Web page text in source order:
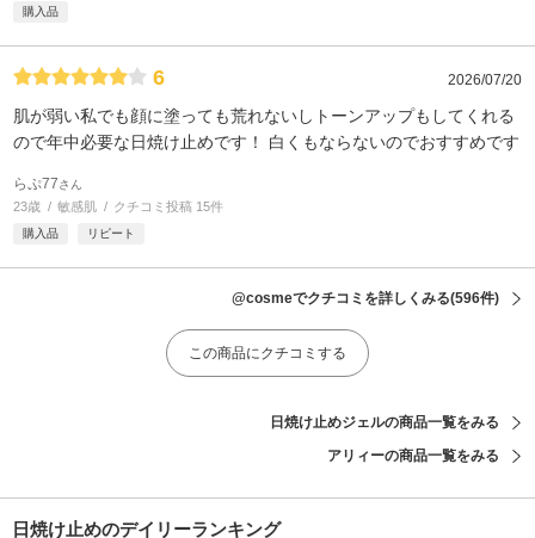
購入品
6 2026/07/20
肌が弱い私でも顔に塗っても荒れないしトーンアップもしてくれる
ので年中必要な日焼け止めです！ 白くもならないのでおすすめです
らぷ77さん
23歳 敏感肌 クチコミ投稿 15件
購入品 リピート
@cosmeでクチコミを詳しくみる(596件)
この商品にクチコミする
日焼け止めジェルの商品一覧をみる
アリィーの商品一覧をみる
日焼け止めのデイリーランキング